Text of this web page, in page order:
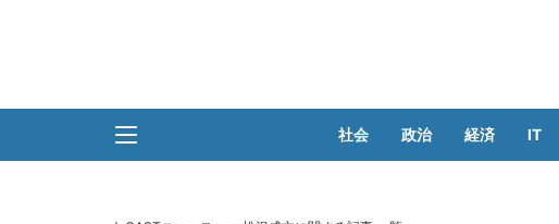
社会 政治 経済 IT